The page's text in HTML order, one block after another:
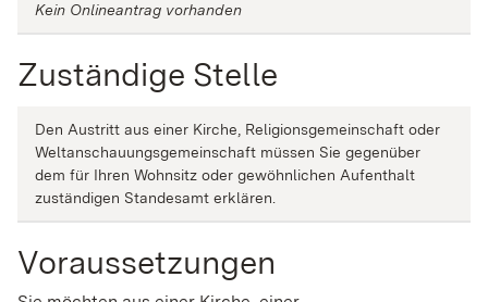
Kein Onlineantrag vorhanden
Zuständige Stelle
Den Austritt aus einer Kirche, Religionsgemeinschaft oder
Weltanschauungsgemeinschaft müssen Sie gegenüber
dem für Ihren Wohnsitz oder gewöhnlichen Aufenthalt
zuständigen Standesamt erklären.
Voraussetzungen